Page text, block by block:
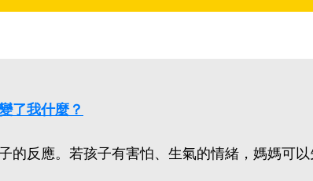
了我什麼？
的反應。若孩子有害怕、生氣的情緒，媽媽可以